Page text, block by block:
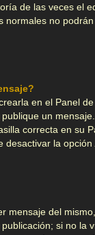
de las veces el
normales no
en el Panel
un
correcta en su
desactivar la opción
mensaje del
si no la